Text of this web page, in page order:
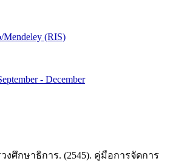
Mendeley (RIS)
- December
งศึกษาธิการ. (2545). คู่มือการจัดการ